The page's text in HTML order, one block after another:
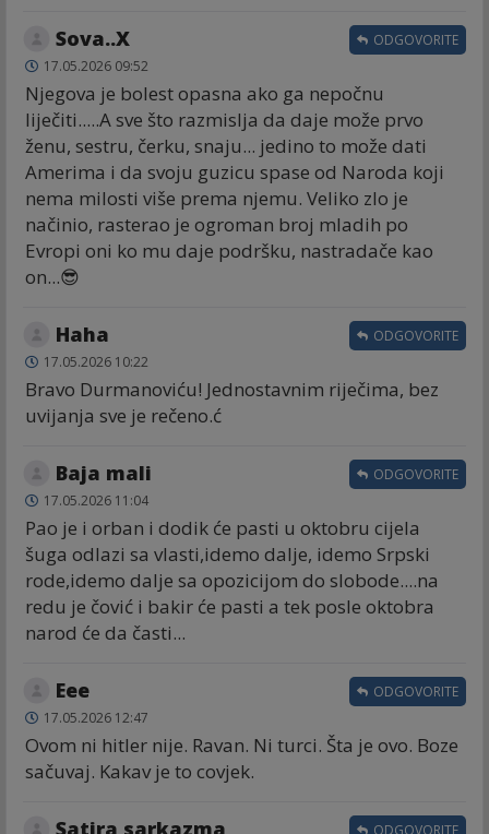
Sova..X
17.05.2026 09:52
Njegova je bolest opasna ako ga nepočnu
liječiti.....A sve što razmislja da daje može prvo
ženu, sestru, čerku, snaju... jedino to može dati
Amerima i da svoju guzicu spase od Naroda koji
nema milosti više prema njemu. Veliko zlo je
načinio, rasterao je ogroman broj mladih po
Evropi oni ko mu daje podršku, nastradače kao
on...😎
ODGOVORITE
Haha
17.05.2026 10:22
Bravo Durmanoviću! Jednostavnim riječima, bez
uvijanja sve je rečeno.ć
ODGOVORITE
Baja mali
17.05.2026 11:04
Pao je i orban i dodik će pasti u oktobru cijela
šuga odlazi sa vlasti,idemo dalje, idemo Srpski
rode,idemo dalje sa opozicijom do slobode....na
redu je čović i bakir će pasti a tek posle oktobra
narod će da časti...
ODGOVORITE
Eee
17.05.2026 12:47
Ovom ni hitler nije. Ravan. Ni turci. Šta je ovo. Boze
sačuvaj. Kakav je to covjek.
ODGOVORITE
Satira sarkazma ODGOVORITE